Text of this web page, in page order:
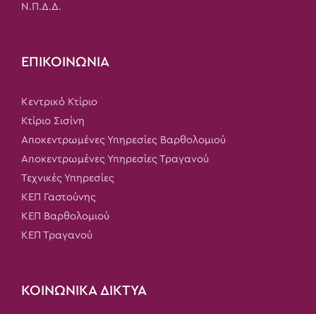
Ν.Π.Δ.Δ.
ΕΠΙΚΟΙΝΩΝΙΑ
Κεντρικό Κτίριο
Κτίριο Σισίνη
Αποκεντρωμένες Υπηρεσίες Βαρθολομιού
Αποκεντρωμένες Υπηρεσίες Τραγανού
Τεχνικές Υπηρεσίες
ΚΕΠ Γαστούνης
ΚΕΠ Βαρθολομιού
ΚΕΠ Τραγανού
ΚΟΙΝΩΝΙΚΑ ΔΙΚΤΥΑ